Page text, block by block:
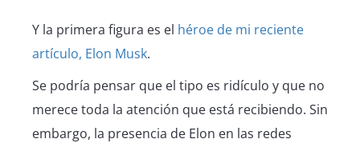
Y la primera figura es el héroe de mi reciente
artículo, Elon Musk.
Se podría pensar que el tipo es ridículo y que no
merece toda la atención que está recibiendo. Sin
embargo, la presencia de Elon en las redes